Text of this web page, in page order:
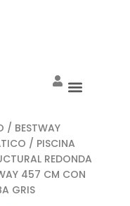
/ BESTWAY
/ PISCINA
REDONDA
457 CM CON
GRIS